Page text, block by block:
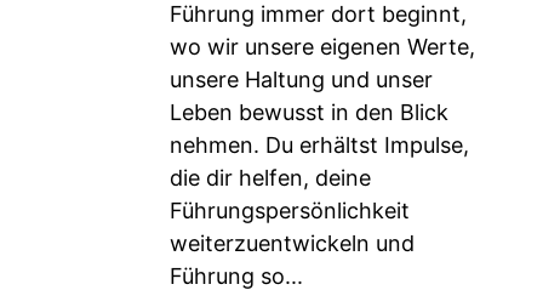
Führung immer dort beginnt,
wo wir unsere eigenen Werte,
unsere Haltung und unser
Leben bewusst in den Blick
nehmen. Du erhältst Impulse,
die dir helfen, deine
Führungspersönlichkeit
weiterzuentwickeln und
Führung so...